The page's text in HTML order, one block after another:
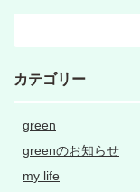
カテゴリー
green
greenのお知らせ
my life